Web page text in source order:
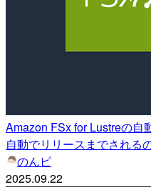
Amazon FSx for Lustreの自
自動でリリースまでされる
のんピ
2025.09.22